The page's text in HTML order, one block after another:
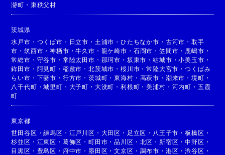
瀞町 ・ 東秩父村
茨城県
水戸市 ・ つくば市 ・ 日立市 ・ 土浦市 ・ひたちなか市 ・ 古河市 ・ 取手
市 ・筑西市 ・神栖市 ・牛久市 ・ 龍ケ崎市 ・ 石岡市 ・ 笠間市 ・ 鹿嶋市 ・
常総市 ・ 守谷市 ・ 常陸太田市 ・ 那珂市 ・ 坂東市 ・結城市 ・小美玉市 ・
鉾田市 ・ 阿見町 ・ 稲敷市 ・北茨城市 ・桜川市 ・常陸大宮市 ・つくばみ
らい市 ・ 下妻市 ・ 行方市 ・茨城町 ・東海村 ・ 高萩市 ・ 潮来市 ・ 境町 ・
八千代町 ・城里町 ・ 大子町 ・ 大洗町 ・利根町 ・美浦村 ・ 河内町 ・ 五霞
町
東京都
世田谷区 ・練馬区 ・ 江戸川区 ・ 大田区 ・ 足立区 ・ 八王子市 ・板橋区 ・
杉並区 ・ 江東区 ・ 葛飾区 ・町田市 ・品川区 ・ 北区 ・ 新宿区 ・中野区 ・
目黒区 ・ 豊島区 ・ 府中市 ・墨田区 ・文京区 ・ 調布市 ・ 港区 ・渋谷区 ・